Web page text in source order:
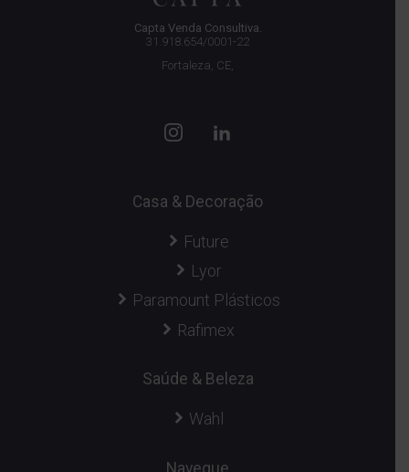
Capta Venda Consultiva.
31.918.654/0001-22
Fortaleza, CE,
Casa & Decoração
Future
Lyor
Paramount Plásticos
Rafimex
Saúde & Beleza
Wahl
Navegue